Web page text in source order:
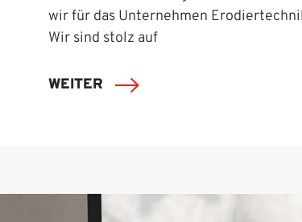
wir für das Unternehmen
Wir sind stolz auf
WEITER